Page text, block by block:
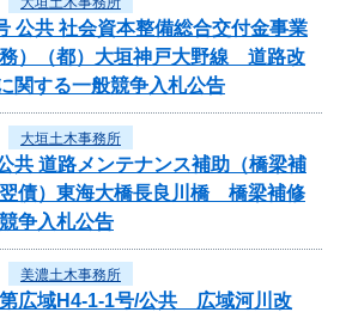
公共 社会資本整備総合交付金事業
務）（都）大垣神戸大野線 道路改
関する一般競争入札公告
大垣土木事務所
共 道路メンテナンス補助（橋梁補
債）東海大橋長良川橋 橋梁補修
争入札公告
美濃土木事務所
第広域H4-1-1号/公共 広域河川改